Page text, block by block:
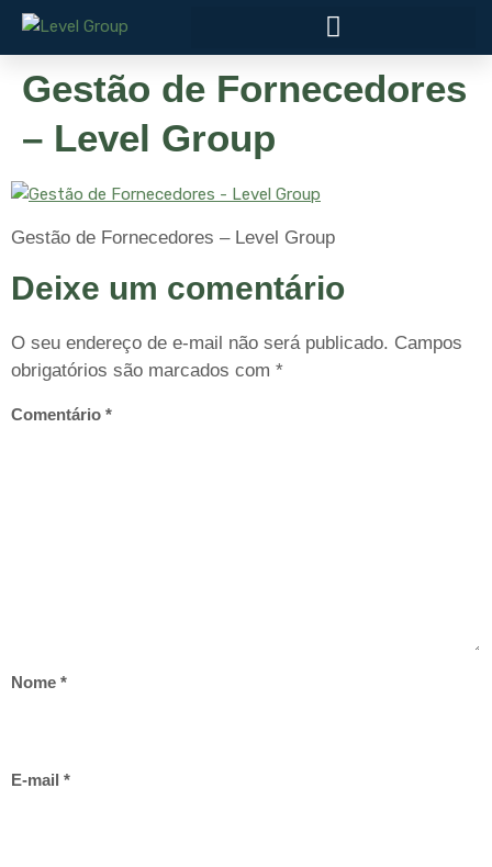
Gestão de Fornecedores
– Level Group
Gestão de Fornecedores – Level Group
Deixe um comentário
O seu endereço de e-mail não será publicado. Campos
obrigatórios são marcados com *
Comentário *
Nome *
E-mail *